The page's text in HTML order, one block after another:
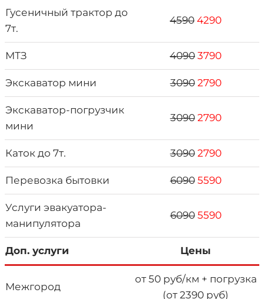
Гусеничный трактор до
7т.
4590 4290
МТЗ 4090 3790
Экскаватор мини 30902790
Экскаватор-погрузчик
мини
30902790
Каток до 7т. 30902790
Перевозка бытовки 60905590
Услуги эвакуатора-
манипулятора
60905590
Доп. услуги Цены
Межгород
от 50 руб/км + погрузка
(от 2390 руб)